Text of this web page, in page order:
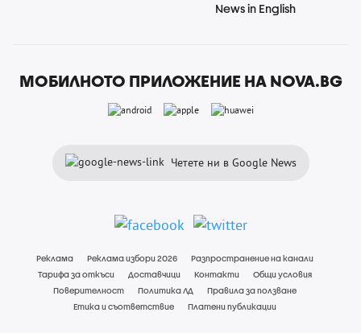
News in English
МОБИЛНОТО ПРИЛОЖЕНИЕ НА NOVA.BG
Четете ни в Google News
Реклама Реклама избори 2026
Разпространение на канали
Тарифа за откъси
Доставчици Контакти
Общи условия
Поверителност
Политика ЛД
Правила за ползване
Етика и съответствие
Платени публикации